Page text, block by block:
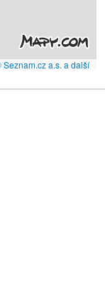
Seznam.cz a.s. a další